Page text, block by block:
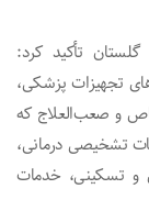
تأکید کرد:
تجهیزات پزشکی،
و صعب‌العلاج که
تشخیصی درمانی،
و تسکینی، خدمات